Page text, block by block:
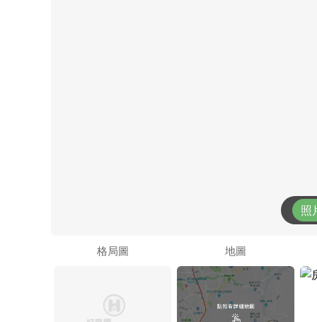
照
格局圖 地圖